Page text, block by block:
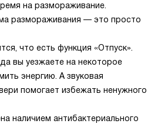
на размораживание.
размораживания — это просто
что есть функция «Отпуск».
вы уезжаете на некоторое
энергию. А звуковая
помогает избежать ненужного
наличием антибактериального